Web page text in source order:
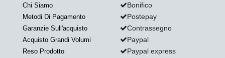
Chi Siamo
Metodi Di Pagamento
Garanzie Sull'acquisto
Acquisto Grandi Volumi
Reso Prodotto
Bonifico
Postepay
Contrassegno
Paypal
Paypal express